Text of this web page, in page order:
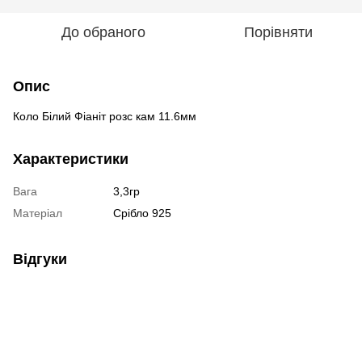
До обраного Порівняти
Опис
Коло Білий Фіаніт розс кам 11.6мм
Характеристики
Вага
3,3гр
Матеріал
Срібло 925
Відгуки